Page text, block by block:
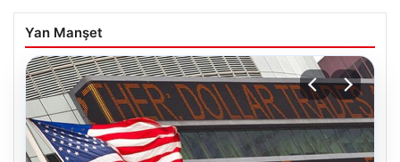
Yan Manşet